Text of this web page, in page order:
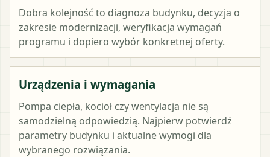
Dobra kolejność to diagnoza budynku, decyzja o
zakresie modernizacji, weryfikacja wymagań
programu i dopiero wybór konkretnej oferty.
Urządzenia i wymagania
Pompa ciepła, kocioł czy wentylacja nie są
samodzielną odpowiedzią. Najpierw potwierdź
parametry budynku i aktualne wymogi dla
wybranego rozwiązania.